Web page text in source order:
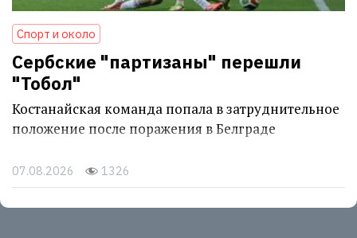
Спорт и около
Сербские "партизаны" перешли
"Тобол"
Костанайская команда попала в затруднительное
положение после поражения в Белграде
07.08.2026 1326